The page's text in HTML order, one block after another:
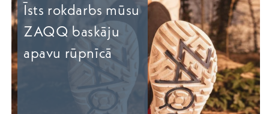
Īsts rokdarbs mūsu
ZAQQ baskāju
apavu rūpnīcā